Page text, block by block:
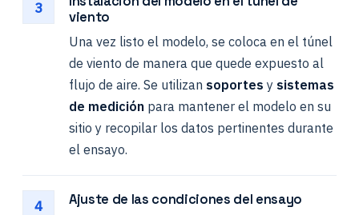
3
viento
Una vez listo el modelo, se coloca en el túnel
de viento de manera que quede expuesto al
flujo de aire. Se utilizan soportes y sistemas
de medición para mantener el modelo en su
sitio y recopilar los datos pertinentes durante
el ensayo.
4 Ajuste de las condiciones del ensayo